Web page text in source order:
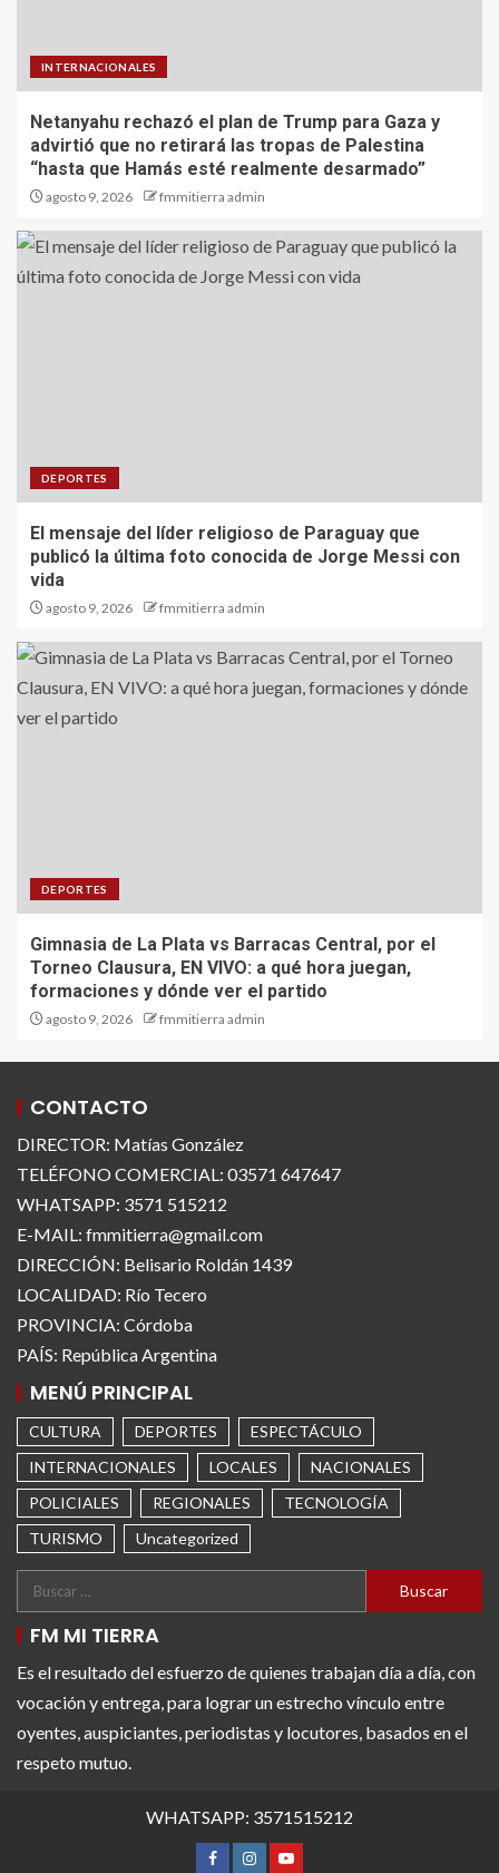
INTERNACIONALES
Netanyahu rechazó el plan de Trump para Gaza y
advirtió que no retirará las tropas de Palestina
“hasta que Hamás esté realmente desarmado”
agosto 9, 2026 fmmitierra admin
DEPORTES
El mensaje del líder religioso de Paraguay que
publicó la última foto conocida de Jorge Messi con
vida
agosto 9, 2026 fmmitierra admin
DEPORTES
Gimnasia de La Plata vs Barracas Central, por el
Torneo Clausura, EN VIVO: a qué hora juegan,
formaciones y dónde ver el partido
agosto 9, 2026 fmmitierra admin
CONTACTO
DIRECTOR: Matías González
TELÉFONO COMERCIAL: 03571 647647
WHATSAPP: 3571 515212
E-MAIL: fmmitierra@gmail.com
DIRECCIÓN: Belisario Roldán 1439
LOCALIDAD: Río Tecero
PROVINCIA: Córdoba
PAÍS: República Argentina
MENÚ PRINCIPAL
CULTURA DEPORTES
ESPECTÁCULO
INTERNACIONALES
LOCALES
NACIONALES
POLICIALES
REGIONALES
TECNOLOGÍA
TURISMO
Uncategorized
FM MI TIERRA
Es el resultado del esfuerzo de quienes trabajan día a día, con
vocación y entrega, para lograr un estrecho vínculo entre
oyentes, auspiciantes, periodistas y locutores, basados en el
respeto mutuo.
WHATSAPP: 3571515212